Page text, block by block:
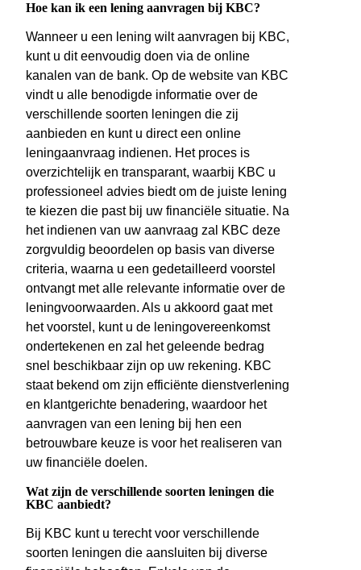
Hoe kan ik een lening aanvragen bij KBC?
Wanneer u een lening wilt aanvragen bij KBC,
kunt u dit eenvoudig doen via de online
kanalen van de bank. Op de website van KBC
vindt u alle benodigde informatie over de
verschillende soorten leningen die zij
aanbieden en kunt u direct een online
leningaanvraag indienen. Het proces is
overzichtelijk en transparant, waarbij KBC u
professioneel advies biedt om de juiste lening
te kiezen die past bij uw financiële situatie. Na
het indienen van uw aanvraag zal KBC deze
zorgvuldig beoordelen op basis van diverse
criteria, waarna u een gedetailleerd voorstel
ontvangt met alle relevante informatie over de
leningvoorwaarden. Als u akkoord gaat met
het voorstel, kunt u de leningovereenkomst
ondertekenen en zal het geleende bedrag
snel beschikbaar zijn op uw rekening. KBC
staat bekend om zijn efficiënte dienstverlening
en klantgerichte benadering, waardoor het
aanvragen van een lening bij hen een
betrouwbare keuze is voor het realiseren van
uw financiële doelen.
Wat zijn de verschillende soorten leningen die
KBC aanbiedt?
Bij KBC kunt u terecht voor verschillende
soorten leningen die aansluiten bij diverse